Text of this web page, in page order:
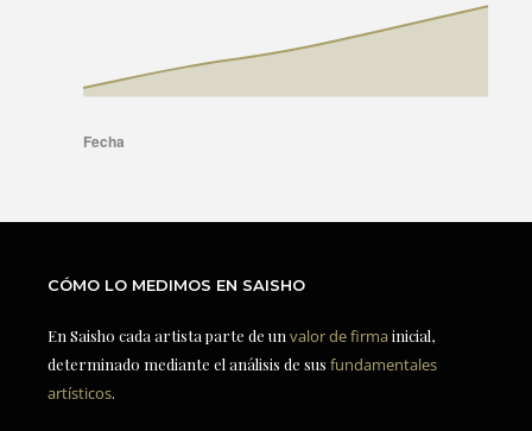
CÓMO LO MEDIMOS EN SAISHO
En Saisho cada artista parte de un valor de firmainicial,
determinado mediante el análisis de sus fundamentales
artísticos.